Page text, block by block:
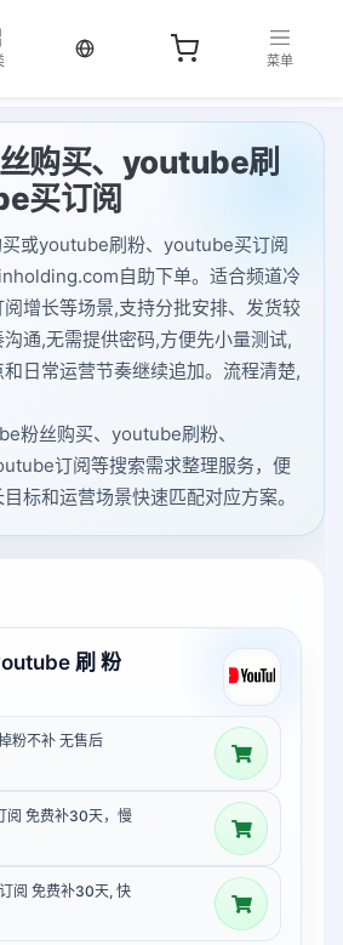
当前语言：中文
菜单
购买、youtube刷
买订阅
或youtube刷粉、youtube买订阅
自助下单。适合频道冷
增长等场景,支持分批安排、发货较
通,无需提供密码,方便先小量测试,
日常运营节奏继续追加。流程清楚,
粉丝购买、youtube刷粉、
订阅等搜索需求整理服务，便
标和运营场景快速匹配对应方案。
刷 粉
粉不补 无售后
阅 免费补30天，慢
阅 免费补30天, 快